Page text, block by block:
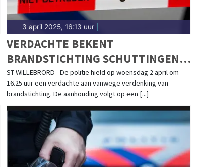
3 april 2025, 16:13 uur|
VERDACHTE BEKENT
BRANDSTICHTING SCHUTTINGEN
ST. WILLEBRORD
ST WILLEBRORD - De politie hield op woensdag 2 april om
16.25 uur een verdachte aan vanwege verdenking van
brandstichting. De aanhouding volgt op een [...]